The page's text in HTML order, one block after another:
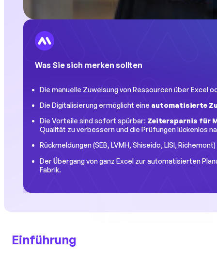
Was Sie sich merken sollten
Die manuelle Zuweisung von Ressourcen über Excel
Die Digitalisierung ermöglicht eine automatisierte
Die Vorteile sind sofort spürbar: Zeitersparnis für
Qualität zu verbessern und die Prüfungen lückenlos
Rückmeldungen (SEB, LVMH, Shiseido, LISI,
Der Übergang von ganz Excel zur automatisierten
Fabrik.
Einführung